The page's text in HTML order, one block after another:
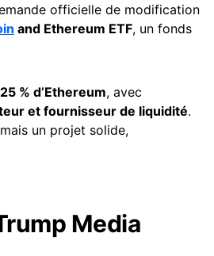
officielle de modification
and Ethereum ETF, un fonds
% d’Ethereum, avec
et fournisseur de liquidité.
un projet solide,
Media